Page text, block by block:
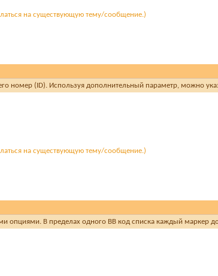
на существующую тему/сообщение.)
номер (ID). Используя дополнительный параметр, можно
на существующую тему/сообщение.)
опциями. В пределах одного BB код списка каждый маркер